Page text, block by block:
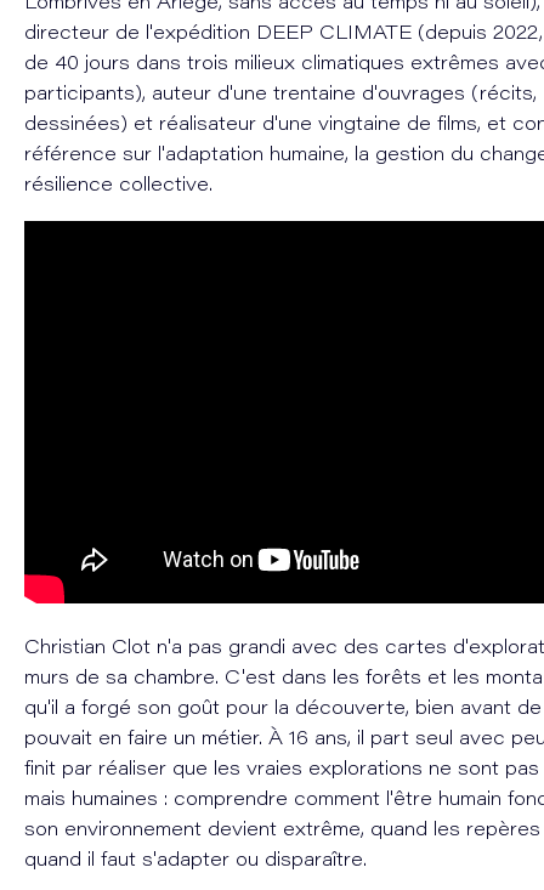
directeur de l'expédition DEEP CLIMATE (depuis
de 40 jours dans trois milieux climatiques extrêmes
participants), auteur d'une trentaine d'ouvrages (récits,
dessinées) et réalisateur d'une vingtaine de films, et
référence sur l'adaptation humaine, la gestion du
résilience collective.
Christian Clot n'a pas grandi avec des cartes
murs de sa chambre. C'est dans les forêts et les
qu'il a forgé son goût pour la découverte, bien avant
pouvait en faire un métier. À 16 ans, il part seul avec
finit par réaliser que les vraies explorations ne sont
mais humaines : comprendre comment l'être humain
son environnement devient extrême, quand les
quand il faut s'adapter ou disparaître.